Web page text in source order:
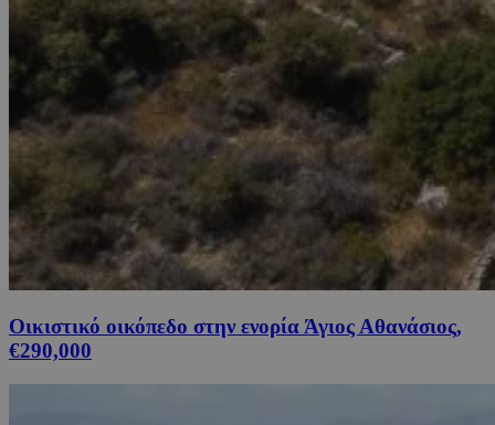
Οικιστικό οικόπεδο στην ενορία Άγιος Αθανάσιος,
€290,000